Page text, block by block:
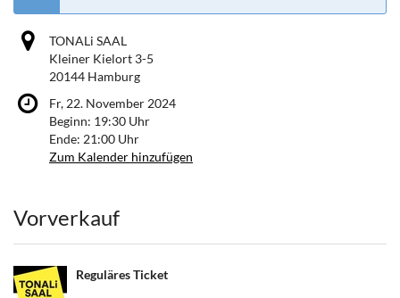
TONALi SAAL
Kleiner Kielort 3-5
20144 Hamburg
Fr, 22. November 2024
Beginn: 19:30 Uhr
Ende: 21:00 Uhr
Zum Kalender hinzufügen
Produkte
Vorverkauf
Reguläres Ticket